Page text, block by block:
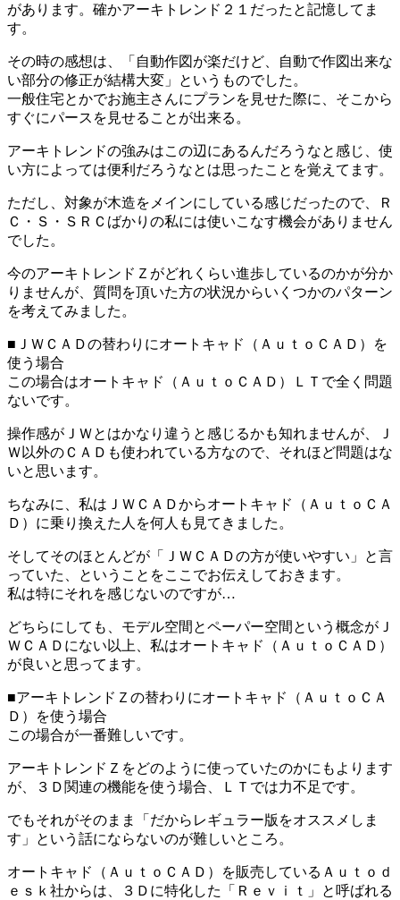
があります。確かアーキトレンド２１だったと記憶してま
す。
その時の感想は、「自動作図が楽だけど、自動で作図出来な
い部分の修正が結構大変」というものでした。
一般住宅とかでお施主さんにプランを見せた際に、そこから
すぐにパースを見せることが出来る。
アーキトレンドの強みはこの辺にあるんだろうなと感じ、使
い方によっては便利だろうなとは思ったことを覚えてます。
ただし、対象が木造をメインにしている感じだったので、Ｒ
Ｃ・Ｓ・ＳＲＣばかりの私には使いこなす機会がありません
でした。
今のアーキトレンドＺがどれくらい進歩しているのかが分か
りませんが、質問を頂いた方の状況からいくつかのパターン
を考えてみました。
■ＪＷＣＡＤの替わりにオートキャド（ＡｕｔｏＣＡＤ）を
使う場合
この場合はオートキャド（ＡｕｔｏＣＡＤ）ＬＴで全く問題
ないです。
操作感がＪＷとはかなり違うと感じるかも知れませんが、Ｊ
Ｗ以外のＣＡＤも使われている方なので、それほど問題はな
いと思います。
ちなみに、私はＪＷＣＡＤからオートキャド（ＡｕｔｏＣＡ
Ｄ）に乗り換えた人を何人も見てきました。
そしてそのほとんどが「ＪＷＣＡＤの方が使いやすい」と言
っていた、ということをここでお伝えしておきます。
私は特にそれを感じないのですが…
どちらにしても、モデル空間とペーパー空間という概念がＪ
ＷＣＡＤにない以上、私はオートキャド（ＡｕｔｏＣＡＤ）
が良いと思ってます。
■アーキトレンドＺの替わりにオートキャド（ＡｕｔｏＣＡ
Ｄ）を使う場合
この場合が一番難しいです。
アーキトレンドＺをどのように使っていたのかにもよります
が、３Ｄ関連の機能を使う場合、ＬＴでは力不足です。
でもそれがそのまま「だからレギュラー版をオススメしま
す」という話にならないのが難しいところ。
オートキャド（ＡｕｔｏＣＡＤ）を販売しているＡｕｔｏｄ
ｅｓｋ社からは、３Ｄに特化した「Ｒｅｖｉｔ」と呼ばれる